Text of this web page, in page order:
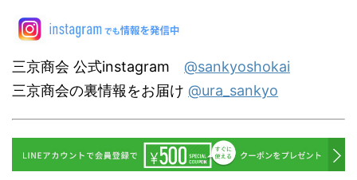
三京商会 公式instagram @sankyoshokai
三京商会の裏情報をお届け @ura_sankyo